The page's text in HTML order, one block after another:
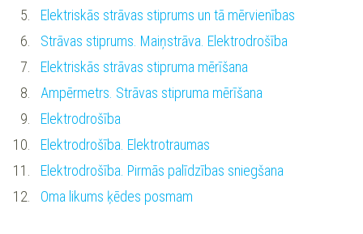
5.
Elektriskās strāvas stiprums un tā mērvienības
6.
Strāvas stiprums. Maiņstrāva. Elektrodrošība
7.
Elektriskās strāvas stipruma mērīšana
8.
Ampērmetrs. Strāvas stipruma mērīšana
9.
Elektrodrošība
10.
Elektrodrošība. Elektrotraumas
11.
Elektrodrošība. Pirmās palīdzības sniegšana
12.
Oma likums ķēdes posmam